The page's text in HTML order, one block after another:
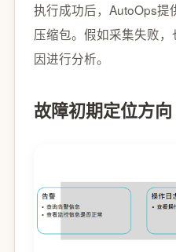
执行成功后，AutoOps提
压缩包。假如采集失败
因进行分析。
故障初期定位方向